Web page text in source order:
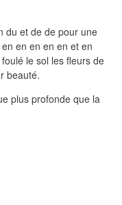
du et de de pour une
en en en en et en
le sol les fleurs de
beauté.
plus profonde que la